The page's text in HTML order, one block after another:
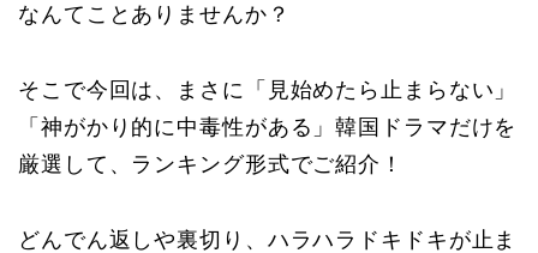
なんてことありませんか？
そこで今回は、まさに「見始めたら止まらない」
「神がかり的に中毒性がある」韓国ドラマだけを
厳選して、ランキング形式でご紹介！​
どんでん返しや裏切り、ハラハラドキドキが止ま